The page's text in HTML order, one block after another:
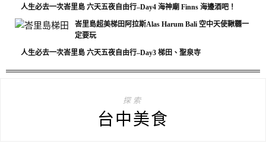
人生必去一次峇里島 六天五夜自由行–Day4 海神廟 Finns 海邊酒吧！
峇里島超美梯田阿拉斯Alas Harum Bali 空中天使鞦韆一
定要玩
人生必去一次峇里島 六天五夜自由行–Day3 梯田、聖泉寺
探索
台中美食